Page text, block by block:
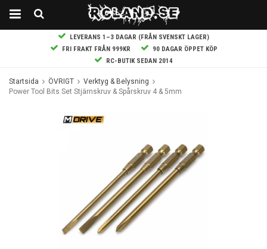
LEVERANS 1–3 DAGAR (FRÅN SVENSKT LAGER)
FRI FRAKT FRÅN 999KR
90 DAGAR ÖPPET KÖP
RC-BUTIK SEDAN 2014
Startsida ÖVRIGT
Verktyg & Belysning
Power Tool Bits Set Stjärnskruv & Spårskruv 4 & 5mm